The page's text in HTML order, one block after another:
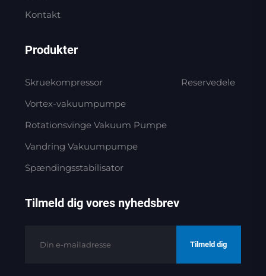
Kontakt
Produkter
Skruekompressor
Vortex-vakuumpumpe
Rotationsvinge Vakuum Pumpe
Vandring Vakuumpumpe
Spændingsstabilisator
Reservedele
Tilmeld dig vores nyhedsbrev
Tilmeld dig